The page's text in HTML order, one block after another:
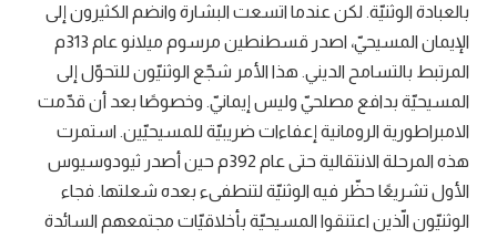
بالعبادة الوثنيّة. لكن عندما اتسعت البشارة وانضم الكثيرون إلى
الإيمان المسيحيّ، اصدر قسطنطين مرسوم ميلانو عام 313م
المرتبط بالتسامح الديني. هذا الأمر شجّع الوثنيّون للتحوّل إلى
المسيحيّة بدافع مصلحيّ وليس إيمانيّ. وخصوصًا بعد أن قدّمت
الامبراطورية الرومانية إعفاءات ضريبيّة للمسيحيّين. استمرت
هذه المرحلة الانتقالية حتى عام 392م حين أصدر ثيودوسيوس
الأول تشريعًا حظّر فيه الوثنيّة لتنطفىء بعده شعلتها. فجاء
الوثنيّون الّذين اعتنقوا المسيحيّة بأخلاقيّات مجتمعهم السائدة